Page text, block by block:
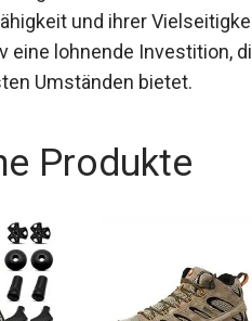
und ihrer
eine lohnende Investition,
Umständen bietet.
Produkte